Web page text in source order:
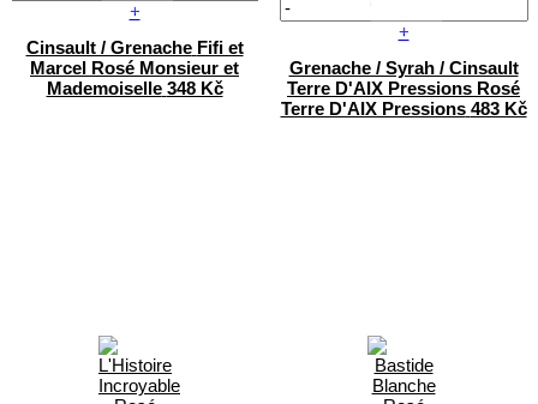
+
Cinsault / Grenache Fifi et
Marcel Rosé Monsieur et
Mademoiselle 348 Kč
+
Grenache / Syrah / Cinsault
Terre D'AIX Pressions Rosé
Terre D'AIX Pressions 483 Kč